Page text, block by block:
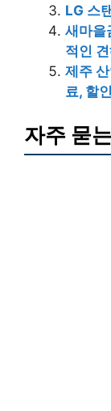
LG 스
새마을
적인
제주
료, 할
자주 묻